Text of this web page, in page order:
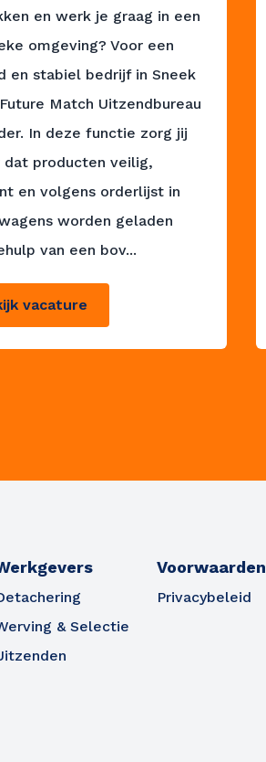
en werk je graag in een
omgeving? Voor een
en stabiel bedrijf in Sneek
Match Uitzendbureau
In deze functie zorg jij
dat producten veilig,
en volgens orderlijst in
worden geladen
van een bov...
vacature
& Selectie
Voorwaarden
Privacybeleid